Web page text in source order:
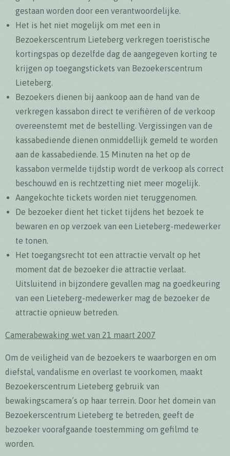
gestaan worden door een verantwoordelijke.
Het is het niet mogelijk om met een in
Bezoekerscentrum Lieteberg verkregen toeristische
kortingspas op dezelfde dag de aangegeven korting te
krijgen op toegangstickets van Bezoekerscentrum
Lieteberg.
Bezoekers dienen bij aankoop aan de hand van de
verkregen kassabon direct te verifiëren of de verkoop
overeenstemt met de bestelling. Vergissingen van de
kassabediende dienen onmiddellijk gemeld te worden
aan de kassabediende. 15 Minuten na het op de
kassabon vermelde tijdstip wordt de verkoop als correct
beschouwd en is rechtzetting niet meer mogelijk.
Aangekochte tickets worden niet teruggenomen.
De bezoeker dient het ticket tijdens het bezoek te
bewaren en op verzoek van een Lieteberg-medewerker
te tonen.
Het toegangsrecht tot een attractie vervalt op het
moment dat de bezoeker die attractie verlaat.
Uitsluitend in bijzondere gevallen mag na goedkeuring
van een Lieteberg-medewerker mag de bezoeker de
attractie opnieuw betreden.
Camerabewaking wet van 21 maart 2007
Om de veiligheid van de bezoekers te waarborgen en om
diefstal, vandalisme en overlast te voorkomen, maakt
Bezoekerscentrum Lieteberg gebruik van
bewakingscamera’s op haar terrein. Door het domein van
Bezoekerscentrum Lieteberg te betreden, geeft de
bezoeker voorafgaande toestemming om gefilmd te
worden.